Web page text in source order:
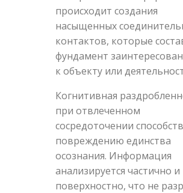
происходит создания
насыщенных
контактов, которые
фундамент
к объекту или
Когнитивная
при отвлеченном
сосредоточении
повреждению единства
осознания. Информация
анализируется частично и
поверхностно, что не